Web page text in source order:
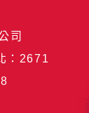
司
：2671